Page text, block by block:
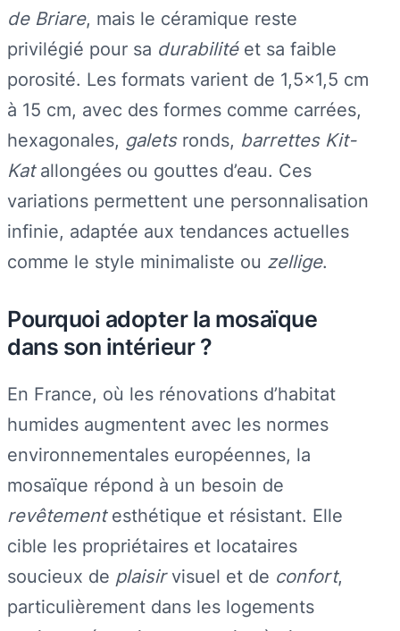
de Briare, mais le céramique reste
privilégié pour sa durabilitéet sa faible
porosité. Les formats varient de 1,5×1,5 cm
à 15 cm, avec des formes comme carrées,
hexagonales, galetsronds, barrettes Kit-
Katallongées ou gouttes d’eau. Ces
variations permettent une personnalisation
infinie, adaptée aux tendances actuelles
comme le style minimaliste ou zellige.
Pourquoi adopter la mosaïque
dans son intérieur ?
En France, où les rénovations d’habitat
humides augmentent avec les normes
environnementales européennes, la
mosaïque répond à un besoin de
revêtementesthétique et résistant. Elle
cible les propriétaires et locataires
soucieux de plaisirvisuel et de confort,
particulièrement dans les logements